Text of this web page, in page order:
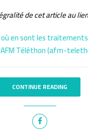
de cet article au
en sont les
Téléthon (afm-
CONTINUE READING